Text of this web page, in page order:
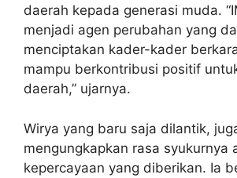
daerah kepada generasi muda.
menjadi agen perubahan yang
menciptakan kader-kader
mampu berkontribusi positif
daerah,” ujarnya.
Wirya yang baru saja dilantik,
mengungkapkan rasa syukurnya
kepercayaan yang diberikan. Ia